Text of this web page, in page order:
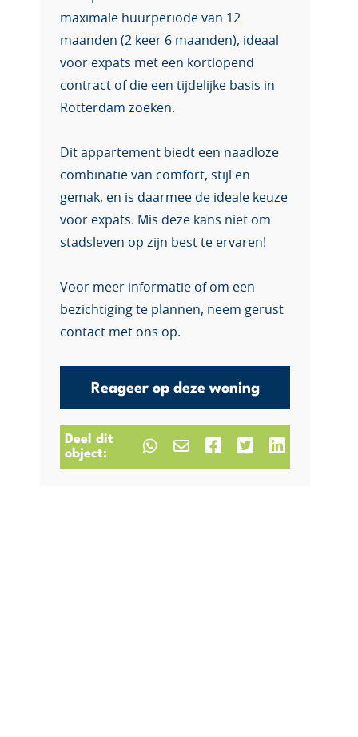
maximale huurperiode van 12
maanden (2 keer 6 maanden), ideaal
voor expats met een kortlopend
contract of die een tijdelijke basis in
Rotterdam zoeken.
Dit appartement biedt een naadloze
combinatie van comfort, stijl en
gemak, en is daarmee de ideale keuze
voor expats. Mis deze kans niet om
stadsleven op zijn best te ervaren!
Voor meer informatie of om een
bezichtiging te plannen, neem gerust
contact met ons op.
Reageer op deze woning
Deel dit
object: